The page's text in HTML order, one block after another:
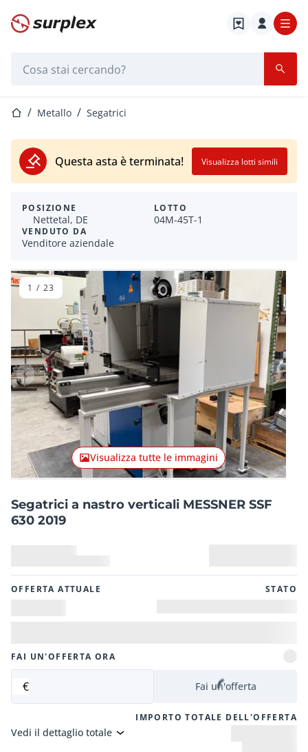
Home
Home Metallo Segatrici
Questa asta è terminata! Visualizza lotti simili
POSIZIONE
Nettetal, DE
VENDUTO DA
Venditore aziendale
LOTTO
04M-45T-1
Articolo precedente Articolo
Visualizza tutte le immagini
1 / 23
Segatrici a nastro verticali MESSNER SSF
630 2019
OFFERTA ATTUALE STATO
FAI UN'OFFERTA ORA
€ Fai un'offerta
IMPORTO TOTALE DELL'OFFERTA
Vedi il dettaglio totale